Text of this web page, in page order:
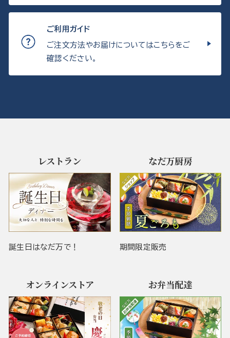
ご利用ガイド
ご注文方法やお届けについてはこちらをご
確認ください。
レストラン
誕生日はなだ万で！
なだ万厨房
期間限定販売
オンラインストア お弁当配達